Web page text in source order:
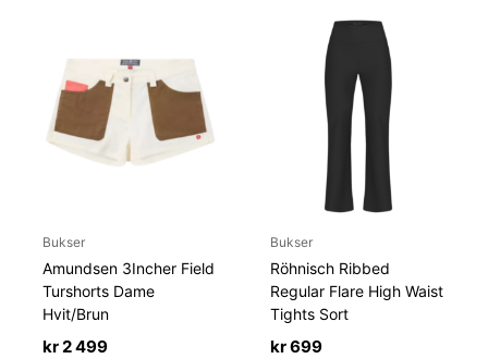
Bukser
Amundsen 3Incher Field
Turshorts Dame
Hvit/Brun
kr2 499
Bukser
Röhnisch Ribbed
Regular Flare High Waist
Tights Sort
kr699